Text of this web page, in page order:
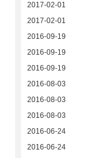
2017-02-01
2017-02-01
2016-09-19
2016-09-19
2016-09-19
2016-08-03
2016-08-03
2016-08-03
2016-06-24
2016-06-24